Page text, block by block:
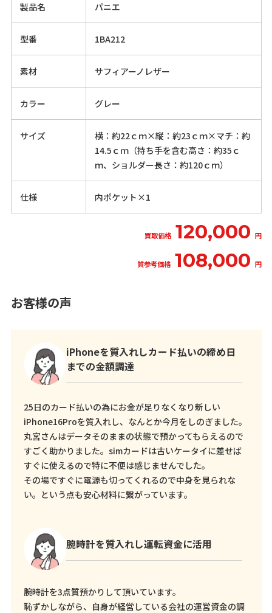
製品名 パニエ
型番 1BA212
素材 サフィアーノレザー
カラー グレー
サイズ
横：約22ｃｍ×縦：約23ｃｍ×マチ：約
14.5ｃｍ（持ち手を含む高さ：約35ｃ
ｍ、ショルダー長さ：約120ｃｍ）
仕様 内ポケット×1
買取価格 120,000 円
質参考価格 108,000 円
お客様の声
iPhoneを質入れしカード払いの締め日
までの金額調達
25日のカード払いの為にお金が足りなくなり新しい
iPhone16Proを質入れし、なんとか今月をしのぎました。
丸宮さんはデータそのままの状態で預かってもらえるので
すごく助かりました。simカードは古いケータイに差せば
すぐに使えるので特に不便は感じませんでした。
その場ですぐに電源も切ってくれるので中身を見られな
い。という点も安心材料に繋がっています。
腕時計を質入れし運転資金に活用
腕時計を3点質預かりして頂いています。
恥ずかしながら、自身が経営している会社の運営資金の調